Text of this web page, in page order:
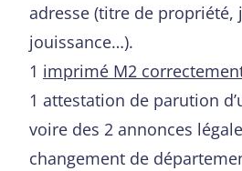
adresse (titre de
jouissance…).
1 imprimé M2
1 attestation de parution
voire des 2 annonces
changement de